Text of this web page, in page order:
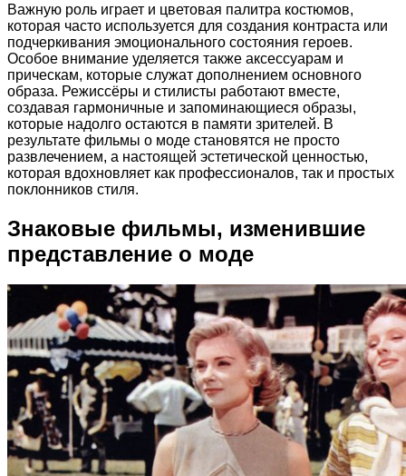
Важную роль играет и цветовая палитра костюмов,
которая часто используется для создания контраста или
подчеркивания эмоционального состояния героев.
Особое внимание уделяется также аксессуарам и
прическам, которые служат дополнением основного
образа. Режиссёры и стилисты работают вместе,
создавая гармоничные и запоминающиеся образы,
которые надолго остаются в памяти зрителей. В
результате фильмы о моде становятся не просто
развлечением, а настоящей эстетической ценностью,
которая вдохновляет как профессионалов, так и простых
поклонников стиля.
Знаковые фильмы, изменившие
представление о моде